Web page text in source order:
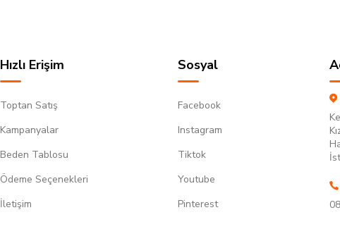
Hızlı Erişim
Toptan Satış
Kampanyalar
Beden Tablosu
Ödeme Seçenekleri
İletişim
Sosyal
Facebook
Instagram
Tiktok
Youtube
Pinterest